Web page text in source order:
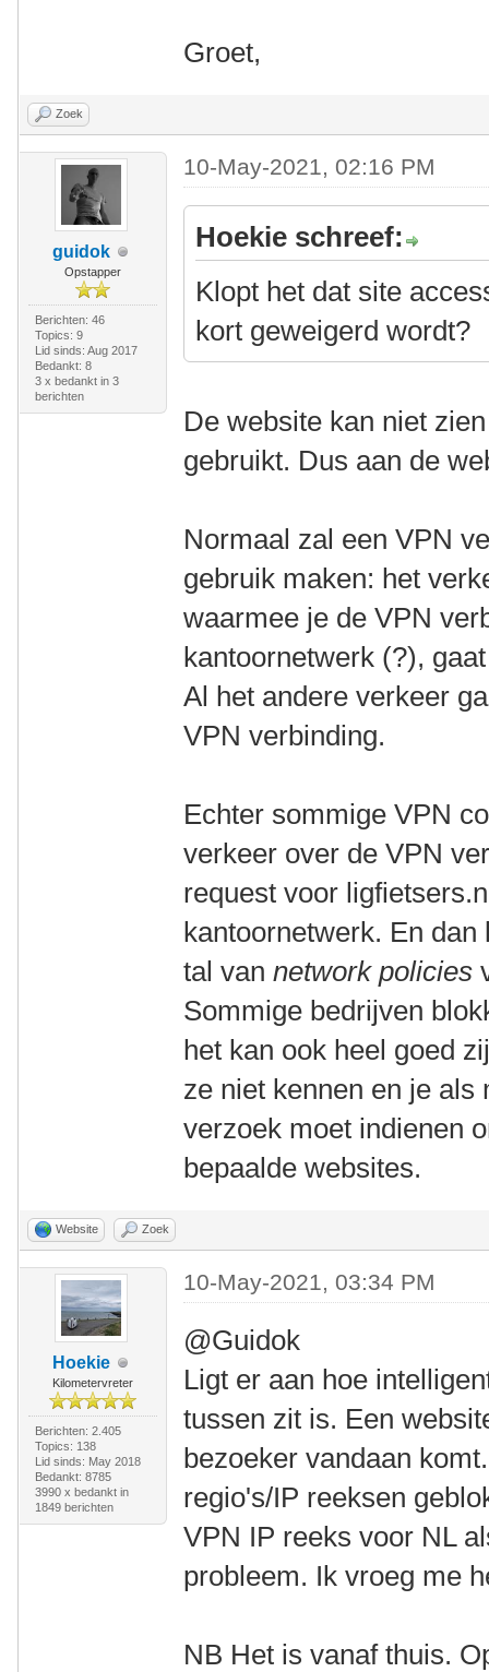
Groet,
Zoek
guidok
Opstapper
Berichten: 46
Topics: 9
Lid sinds: Aug 2017
Bedankt: 8
3 x bedankt in 3
berichten
10-May-2021, 02:16 PM
Hoekie schreef:
Klopt het dat site
kort geweigerd wordt?
De website kan niet
gebruikt. Dus aan de
Normaal zal een VPN
gebruik maken: het
waarmee je de VPN
kantoornetwerk (?),
Al het andere verkeer
VPN verbinding.
Echter sommige VPN
verkeer over de VPN
request voor
kantoornetwerk. En
tal vannetwork policies
Sommige bedrijven
het kan ook heel goed
ze niet kennen en je
verzoek moet indienen
bepaalde websites.
Website Zoek
Hoekie
Kilometervreter
Berichten: 2.405
Topics: 138
Lid sinds: May 2018
Bedankt: 8785
3990 x bedankt in
1849 berichten
10-May-2021, 03:34 PM
@Guidok
Ligt er aan hoe
tussen zit is. Een
bezoeker vandaan
regio's/IP reeksen
VPN IP reeks voor NL
probleem. Ik vroeg me
NB Het is vanaf thuis.